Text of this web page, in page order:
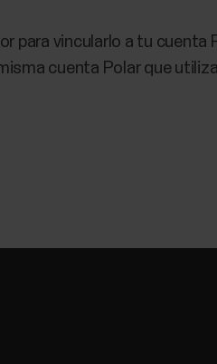
para vincularlo a tu
cuenta Polar que